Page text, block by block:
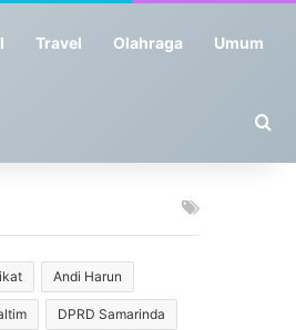
Travel Olahraga Umum
Andi Harun
DPRD Samarinda